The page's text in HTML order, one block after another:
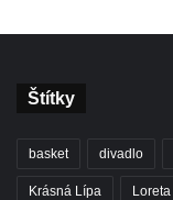
Štítky
basket divadlo
Krásná Lípa Loreta